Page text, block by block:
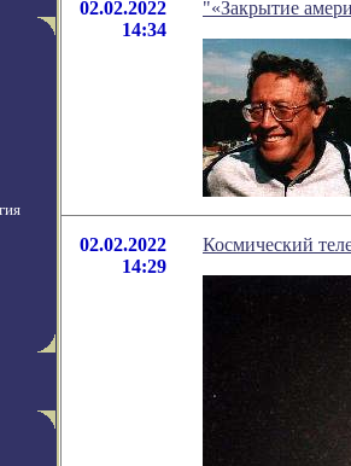
02.02.2022
14:34
"«Закрытие
02.02.2022
14:29
Космический